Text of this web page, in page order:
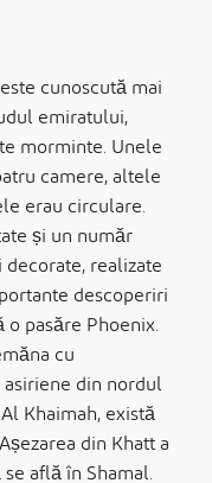
cunoscută mai
emiratului,
morminte. Unele
camere, altele
erau circulare.
și un număr
realizate
descoperiri
pasăre Phoenix.
cu
din nordul
Khaimah, există
din Khatt a
află în Shamal.